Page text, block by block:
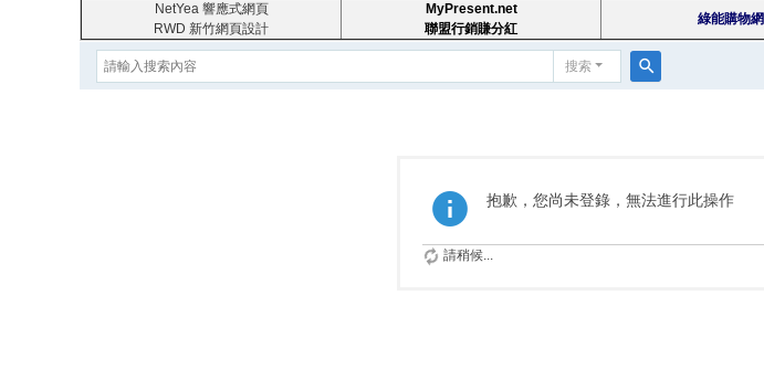
NetYea 響應式網頁
RWD 新竹網頁設計
MyPresent.net
聯盟行銷賺分紅
綠能購物網
搜索
抱歉，您尚未登錄，無法進行此操作
請稍候...